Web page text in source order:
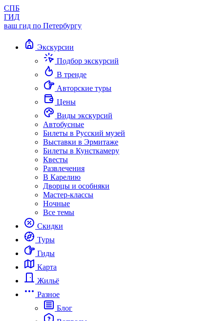
СПБ
ГИД
ваш гид по Петербургу
Экскурсии
Подбор экскурсий
В тренде
Авторские туры
Цены
Виды экскурсий
Автобусные
Билеты в Русский музей
Выставки в Эрмитаже
Билеты в Кунсткамеру
Квесты
Развлечения
В Карелию
Дворцы и особняки
Мастер-классы
Ночные
Все темы
Скидки
Туры
Гиды
Карта
Жильё
Разное
Блог